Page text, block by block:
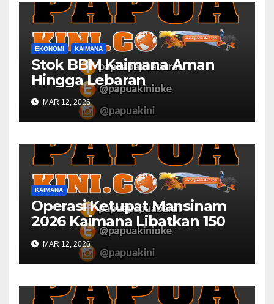
EKONOMI KAIMANA
Stok BBM Kaimana Aman
Hingga Lebaran
MAR 12, 2026
KAIMANA
Operasi Ketupat Mansinam
2026 Kaimana Libatkan 150
Personil Gabungan
MAR 12, 2026